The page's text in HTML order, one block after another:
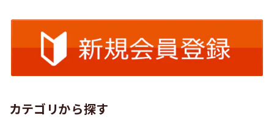
カテゴリから探す